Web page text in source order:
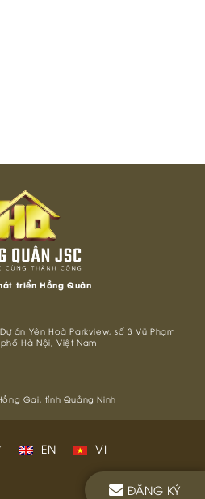
triển Hồng Quân
án Yên Hoà Parkview, số 3 Vũ Phạm
Hà Nội, Việt Nam
Gai, tỉnh Quảng Ninh
EN VI
ĐĂNG KÝ